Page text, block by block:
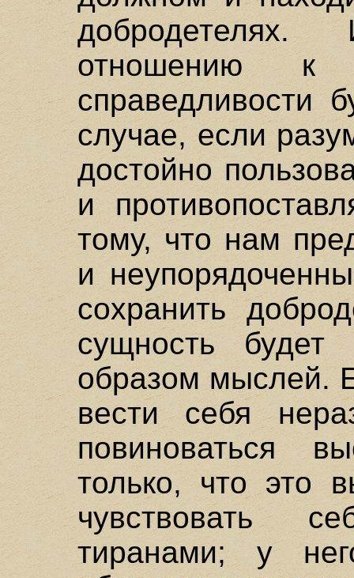
отношению
справедливости
случае, если
достойно
и
тому, что нам
и
сохранить
сущность будет
образом мыслей.
вести себя
повиноваться
только, что это
чувствовать
тиранами; у